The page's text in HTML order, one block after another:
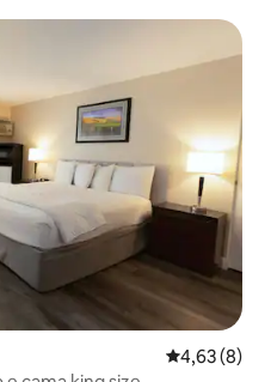
4,63 de uma
4,63 (8)